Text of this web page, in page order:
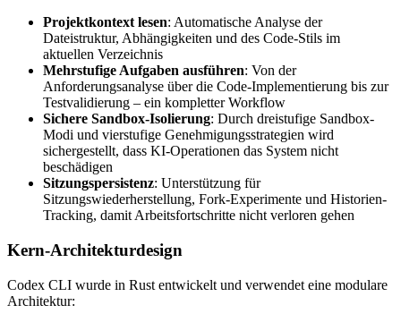
Projektkontext lesen: Automatische Analyse der
Dateistruktur, Abhängigkeiten und des Code-Stils im
aktuellen Verzeichnis
Mehrstufige Aufgaben ausführen: Von der
Anforderungsanalyse über die Code-Implementierung bis zur
Testvalidierung – ein kompletter Workflow
Sichere Sandbox-Isolierung: Durch dreistufige Sandbox-
Modi und vierstufige Genehmigungsstrategien wird
sichergestellt, dass KI-Operationen das System nicht
beschädigen
Sitzungspersistenz: Unterstützung für
Sitzungswiederherstellung, Fork-Experimente und Historien-
Tracking, damit Arbeitsfortschritte nicht verloren gehen
Kern-Architekturdesign
Codex CLI wurde in Rust entwickelt und verwendet eine modulare
Architektur: